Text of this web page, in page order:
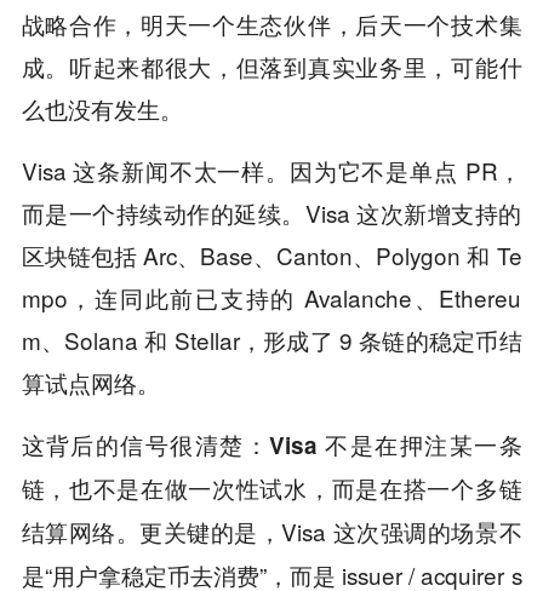
战略合作，明天一个生态伙伴，后天一个技术集
成。听起来都很大，但落到真实业务里，可能什
么也没有发生。
Visa 这条新闻不太一样。因为它不是单点 PR，
而是一个持续动作的延续。Visa 这次新增支持的
区块链包括 Arc、Base、Canton、Polygon 和 Te
mpo，连同此前已支持的 Avalanche、Ethereu
m、Solana 和 Stellar，形成了 9 条链的稳定币结
算试点网络。
这背后的信号很清楚：Visa 不是在押注某一条
链，也不是在做一次性试水，而是在搭一个多链
结算网络。 更关键的是，Visa 这次强调的场景不
是“用户拿稳定币去消费”，而是 issuer / acquirer s